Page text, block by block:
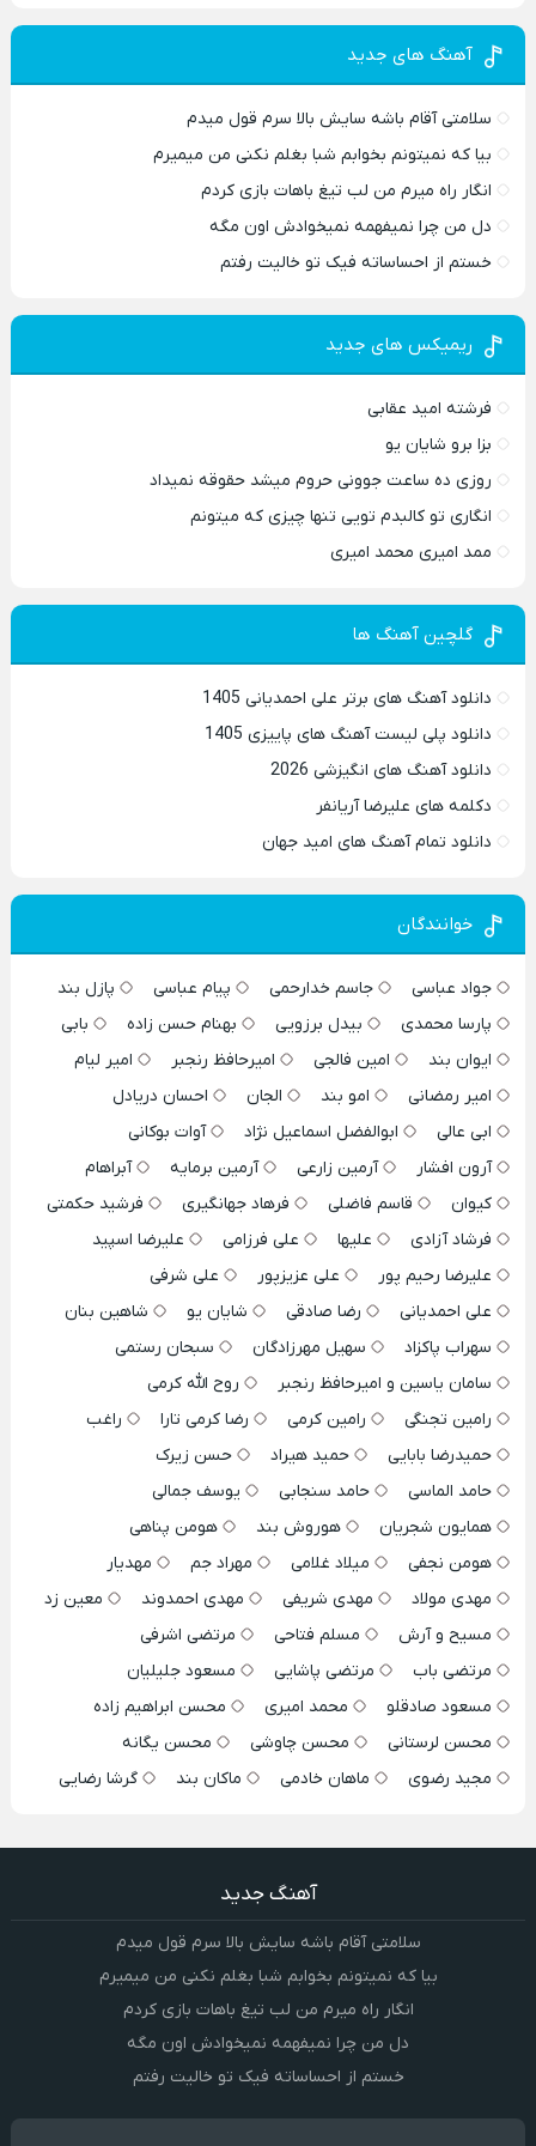
آهنگ های جدید
سلامتی آقام باشه سایش بالا سرم قول میدم
بیا که نمیتونم بخوابم شبا بغلم نکنی من میمیرم
انگار راه میرم من لب تیغ باهات بازی کردم
دل من چرا نمیفهمه نمیخوادش اون مگه
خستم از احساساته فیک تو خالیت رفتم
ریمیکس های جدید
فرشته امید عقابی
بزا برو شایان یو
روزی ده ساعت جوونی حروم میشد حقوقه نمیداد
انگاری تو کالبدم تویی تنها چیزی که میتونم
ممد امیری محمد امیری
گلچین آهنگ ها
دانلود آهنگ های برتر علی احمدیانی 1405
دانلود پلی لیست آهنگ های پاییزی 1405
دانلود آهنگ های انگیزشی 2026
دکلمه های علیرضا آریانفر
دانلود تمام آهنگ های امید جهان
خوانندگان
جواد عباسی جاسم خدارحمی پیام عباسی
پازل بند
پارسا محمدی
بیدل برزویی بهنام حسن زاده
بابی
ایوان بند
امین فالجی امیرحافظ رنجبر
امیر لیام
امیر رمضانی
امو بند الجان
احسان دریادل
ابی عالی
ابوالفضل اسماعیل نژاد
آوات بوکانی
آرون افشار
آرمین زارعی آرمین برمایه
آبراهام
کیوان
قاسم فاضلی فرهاد جهانگیری
فرشید حکمتی
فرشاد آزادی
علیها علی فرزامی
علیرضا اسپید
علیرضا رحیم پور
علی عزیزپور
علی شرفی
علی احمدیانی
رضا صادقی شایان یو
شاهین بنان
سهراب پاکزاد
سهیل مهرزادگان
سبحان رستمی
سامان یاسین و امیرحافظ رنجبر
روح الله کرمی
رامین تجنگی
رامین کرمی رضا کرمی تارا
راغب
حمیدرضا بابایی
حمید هیراد
حسن زیرک
حامد الماسی
حامد سنجابی
یوسف جمالی
همایون شجریان
هوروش بند
هومن پناهی
هومن نجفی
میلاد غلامی مهراد جم
مهدیار
مهدی مولاد
مهدی شریفی مهدی احمدوند
معین زد
مسیح و آرش
مسلم فتاحی
مرتضی اشرفی
مرتضی باب
مرتضی پاشایی
مسعود جلیلیان
مسعود صادقلو
محمد امیری
محسن ابراهیم زاده
محسن لرستانی
محسن چاوشی
محسن یگانه
مجید رضوی
ماهان خادمی ماکان بند گرشا رضایی
آهنگ جدید
سلامتی آقام باشه سایش بالا سرم قول میدم
بیا که نمیتونم بخوابم شبا بغلم نکنی من میمیرم
انگار راه میرم من لب تیغ باهات بازی کردم
دل من چرا نمیفهمه نمیخوادش اون مگه
خستم از احساساته فیک تو خالیت رفتم